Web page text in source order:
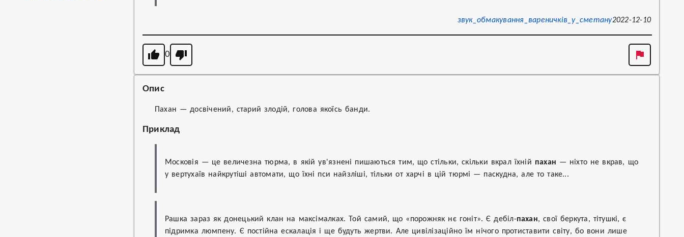
звук_обмакування_вареничків_у_сметану2022-12-10
0
Опис
Пахан — досвічений, старий злодій, голова якоїсь банди.
Приклад
Московія — це величезна тюрма, в якій ув'язнені пишаються тим, що стільки, скільки вкрал їхній пахан — ніхто не вкрав, що
у вертухаїв найкрутіші автомати, що їхні пси найзліші, тільки от харчі в цій тюрмі — паскудна, але то таке...
Рашка зараз як донецький клан на максімалках. Той самий, що «порожняк нє гоніт». Є дебіл-пахан, свої беркута, тітушкі, є
підримка люмпену. Є постійна ескалація і ще будуть жертви. Але цивілізаційно їм нічого протиставити світу, бо вони лише